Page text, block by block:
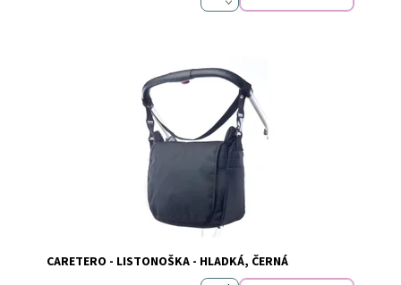
Skladem
Značka: Caretero
CARETERO - LISTONOŠKA - HLADKÁ, ČERNÁ